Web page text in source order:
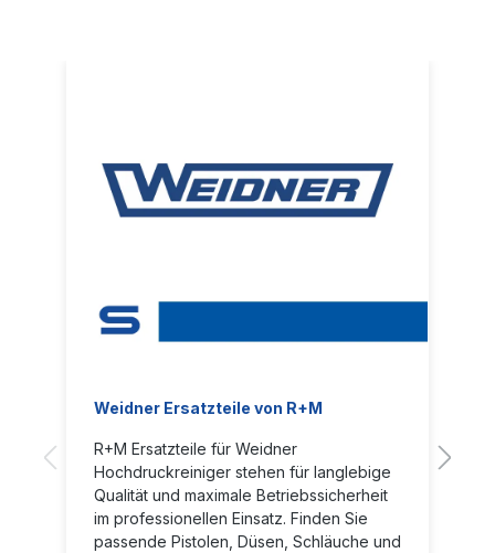
Weidner Ersatzteile von R+M
R+M Ersatzteile für Weidner
Hochdruckreiniger stehen für langlebige
Qualität und maximale Betriebssicherheit
im professionellen Einsatz. Finden Sie
passende Pistolen, Düsen, Schläuche und